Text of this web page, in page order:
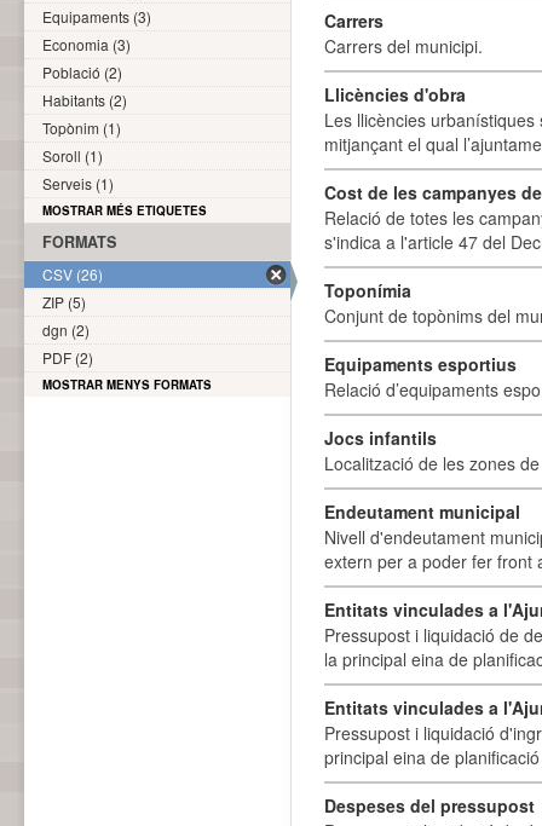
Carrers
Carrers del municipi.
Llicències d'obra
Les llicències
mitjançant el qual
Cost de les campanyes
Relació de totes les
s'indica a l'article 47 del
Toponímia
Conjunt de topònims del
Equipaments esportius
Relació d’equipaments
Jocs infantils
Localització de les zones
Endeutament municipal
Nivell d'endeutament
extern per a poder fer front
Entitats vinculades a
Pressupost i liquidació de
la principal eina de
Entitats vinculades a
Pressupost i liquidació
principal eina de
Despeses del pressupost
Equipaments (3)
Economia (3)
Població (2)
Habitants (2)
Topònim (1)
Soroll (1)
Serveis (1)
MOSTRAR MÉS ETIQUETES
FORMATS
CSV (26)
ZIP (5)
dgn (2)
PDF (2)
MOSTRAR MENYS FORMATS